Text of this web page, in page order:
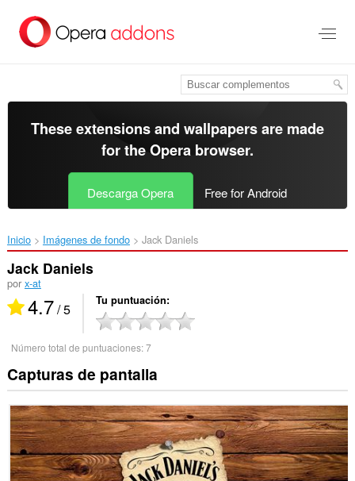
contenido
These extensions and wallpapers are made
for theOpera browser.
Descarga Opera Free for Android
Inicio Imágenes de fondo Jack Daniels‎
Jack Daniels
por x-at
4.7/ 5 Tu puntuación
Número total de puntuaciones:7
Capturas de pantalla